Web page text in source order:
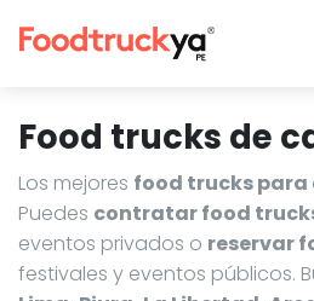
Food trucks de
Los mejores food trucks para
Puedes contratar food
eventos privados o reservar
festivales y eventos públicos.